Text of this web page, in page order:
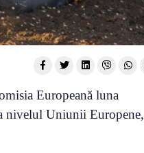
Europeană luna
nivelul Uniunii Europene,